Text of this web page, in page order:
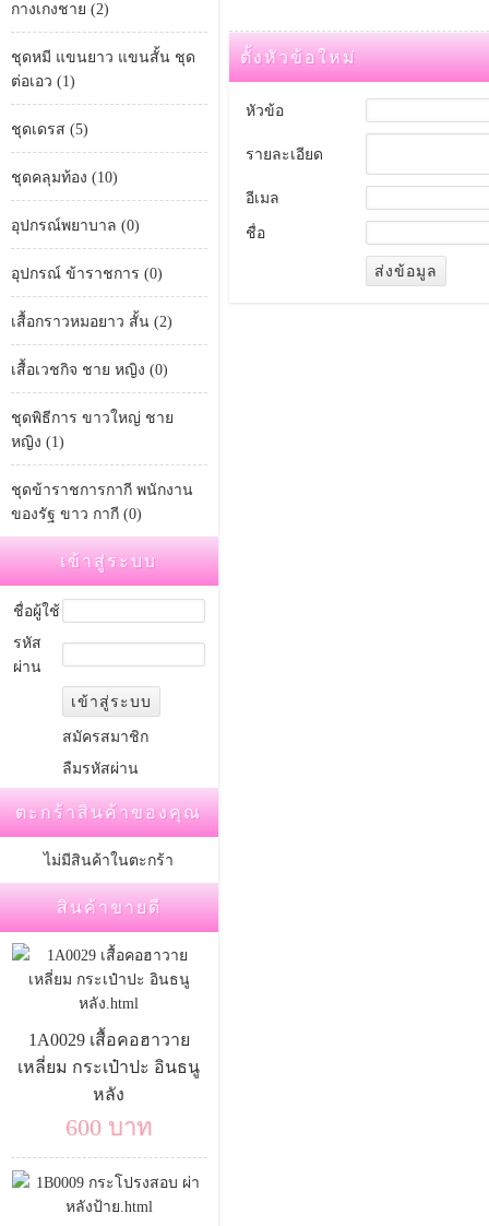
กางเกงชาย (2)
ชุดหมี แขนยาว แขนสั้น ชุด
ต่อเอว (1)
ชุดเดรส (5)
ชุดคลุมท้อง (10)
อุปกรณ์พยาบาล (0)
อุปกรณ์ ข้าราชการ (0)
เสื้อกราวหมอยาว สั้น (2)
เสื้อเวชกิจ ชาย หญิง (0)
ชุดพิธีการ ขาวใหญ่ ชาย
หญิง (1)
ชุดข้าราชการกากี พนักงาน
ของรัฐ ขาว กากี (0)
เข้าสู่ระบบ
ชื่อผู้ใช้
รหัส
ผ่าน
สมัครสมาชิก
ลืมรหัสผ่าน
ตะกร้าสินค้าของคุณ
ไม่มีสินค้าในตะกร้า
สินค้าขายดี
1A0029 เสื้อคอฮาวาย
เหลี่ยม กระเป๋าปะ อินธนู
หลัง
600 บาท
ตั้งหัวข้อใหม่
หัวข้อ
รายละเอียด
อีเมล
ชื่อ